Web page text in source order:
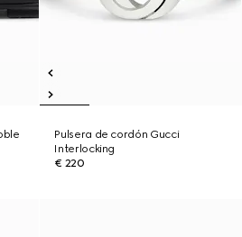
Pulsera de cordón Gucci
Interlocking
€ 220